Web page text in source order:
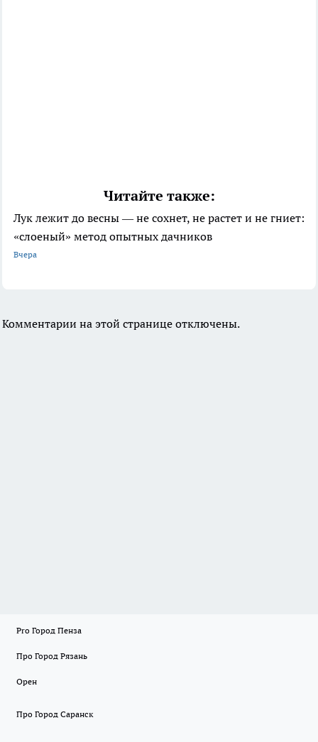
Читайте также:
Лук лежит до весны — не сохнет, не растет и не гниет:
«слоеный» метод опытных дачников
Вчера
Комментарии на этой странице отключены.
Pro Город Пенза
Про Город Рязань
Орен
Про Город Саранск